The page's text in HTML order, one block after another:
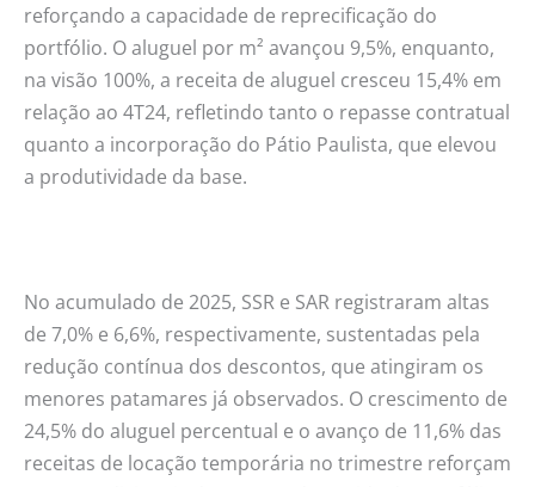
reforçando a capacidade de reprecificação do
portfólio. O aluguel por m² avançou 9,5%, enquanto,
na visão 100%, a receita de aluguel cresceu 15,4% em
relação ao 4T24, refletindo tanto o repasse contratual
quanto a incorporação do Pátio Paulista, que elevou
a produtividade da base.
No acumulado de 2025, SSR e SAR registraram altas
de 7,0% e 6,6%, respectivamente, sustentadas pela
redução contínua dos descontos, que atingiram os
menores patamares já observados. O crescimento de
24,5% do aluguel percentual e o avanço de 11,6% das
receitas de locação temporária no trimestre reforçam